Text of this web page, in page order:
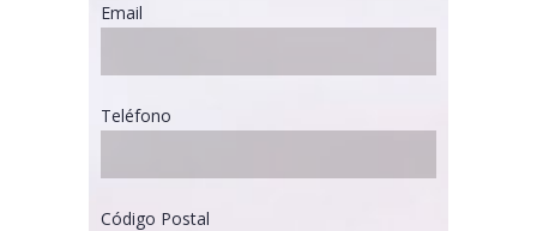
Email
Teléfono
Código Postal